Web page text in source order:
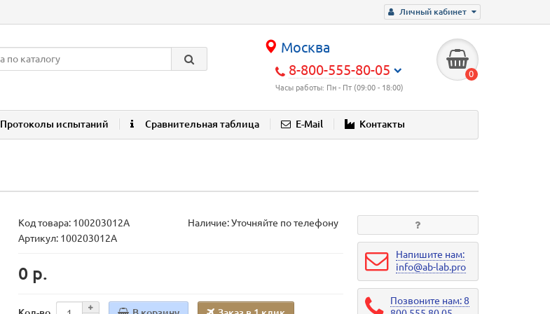
Личный кабинет
Москва
8-800-555-80-05
Часы работы: Пн - Пт (09:00 - 18:00)
0
Протоколы испытаний Сравнительная таблица E-Mail Контакты
Код товара: 100203012А
Наличие: Уточняйте по телефону
Артикул: 100203012А
0 р.
Напишите нам:
info@ab-lab.pro
Позвоните нам: 8